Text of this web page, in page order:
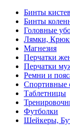
Бинты
Бинты
Головные
Лямки,
Магнезия
Перчатки
Перчатки
Ремни и
Спортивные
Таблетницы
Футболки
Шейкеры,